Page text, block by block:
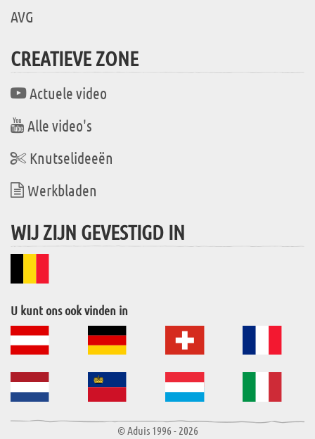
AVG
CREATIEVE ZONE
Actuele video
Alle video's
Knutselideeën
Werkbladen
WIJ ZIJN GEVESTIGD IN
U kunt ons ook vinden in
© Aduis 1996 - 2026